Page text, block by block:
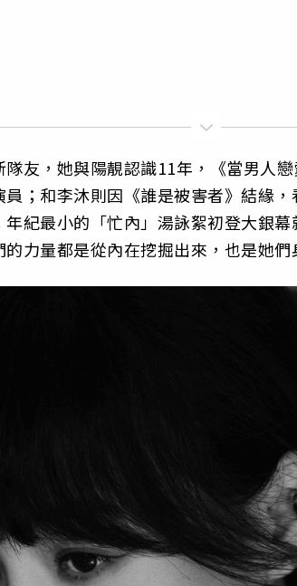
友，她與陽靚認識11年，《當男人
；和李沐則因《誰是被害者》結緣
年紀最小的「忙內」湯詠絮初登大銀
力量都是從內在挖掘出來，也是她們